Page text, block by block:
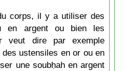
corps, il y a utiliser des
en argent ou bien les
veut dire par exemple
ustensiles en or ou en
une soubḥah en argent